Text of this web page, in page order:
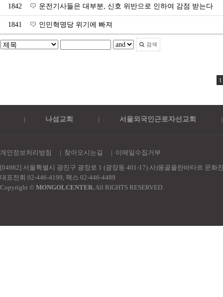
1842 운전기사들은 대부분, 신호 위반으로 인하여 감점 받는다
1841 인민혁명당 위기에 빠져
검색
1
나섬교회 서울외국인근로자선교회
개인정보처리방침 | 찾아오시는길 | 이메일수집거부
[04982] 서울특별시 광진구 광장로 1 (광장동 401-17) 사)몽골울란바타르 문화
대표전회 02-446-4199, 팩스 02-446-4489
Copyright © MONGOLCENTER.All RIGHTS RESERVED.